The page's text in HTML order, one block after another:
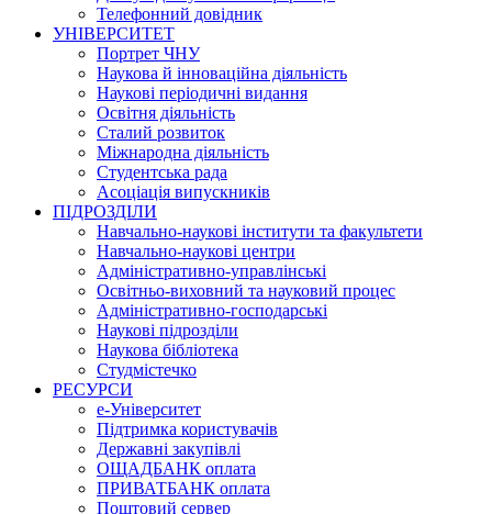
Телефонний довідник
УНІВЕРСИТЕТ
Портрет ЧНУ
Наукова й інноваційна діяльність
Наукові періодичні видання
Освітня діяльність
Сталий розвиток
Міжнародна діяльність
Студентська рада
Асоціація випускників
ПІДРОЗДІЛИ
Навчально-наукові інститути та факультети
Навчально-наукові центри
Адміністративно-управлінські
Освітньо-виховний та науковий процес
Адміністративно-господарські
Наукові підрозділи
Наукова бібліотека
Студмістечко
РЕСУРСИ
е-Університет
Підтримка користувачів
Державні закупівлі
ОЩАДБАНК оплата
ПРИВАТБАНК оплата
Поштовий сервер